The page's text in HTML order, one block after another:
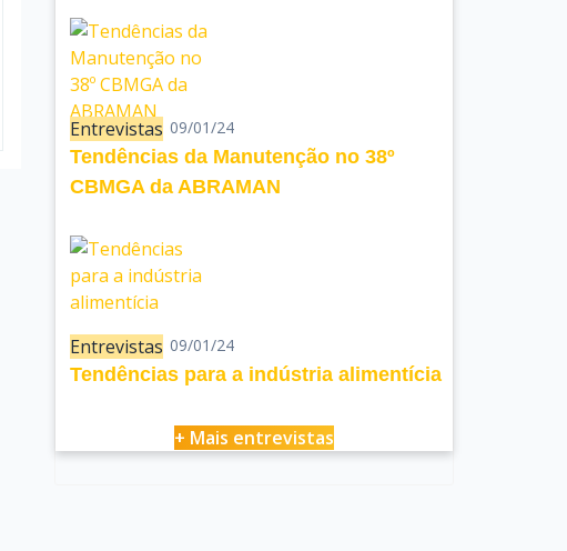
Entrevistas 09/01/24
Tendências da Manutenção no 38º
CBMGA da ABRAMAN
Entrevistas 09/01/24
Tendências para a indústria alimentícia
+ Mais entrevistas